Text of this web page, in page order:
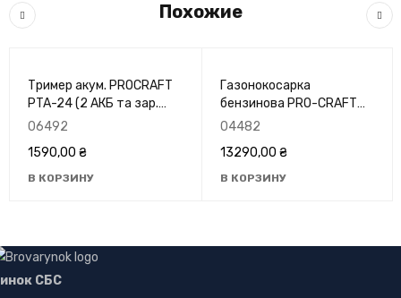
Похожие
Тример акум. PROCRAFT
PTA-24 (2 АКБ та зар.
прист.)
06492
1590,00 ₴
В КОРЗИНУ
Газонокосарка
бензинова PRO-CRAFT
PLM-460
04482
13290,00 ₴
В КОРЗИНУ
СБС